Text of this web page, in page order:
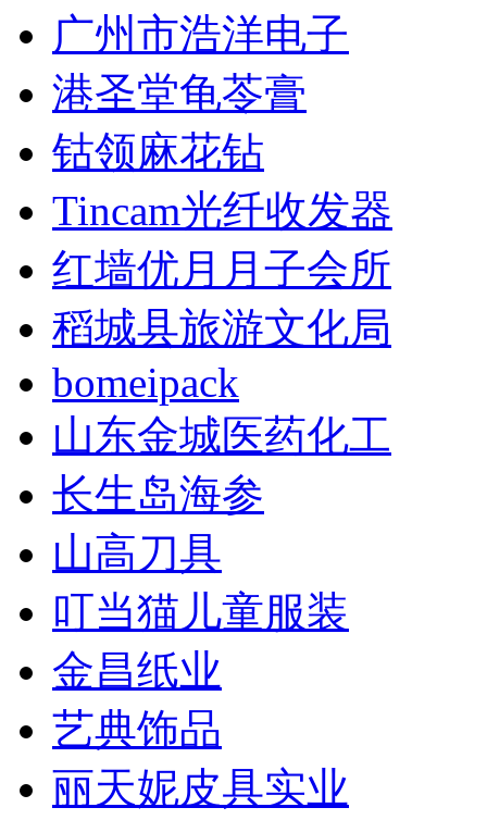
广州市浩洋电子
港圣堂龟苓膏
钴领麻花钻
Tincam光纤收发器
红墙优月月子会所
稻城县旅游文化局
bomeipack
山东金城医药化工
长生岛海参
山高刀具
叮当猫儿童服装
金昌纸业
艺典饰品
丽天妮皮具实业